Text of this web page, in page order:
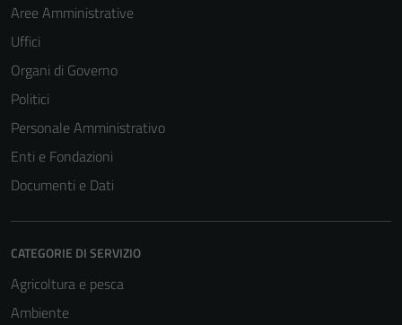
Aree Amministrative
Uffici
Organi di Governo
Politici
Personale Amministrativo
Enti e Fondazioni
Documenti e Dati
CATEGORIE DI SERVIZIO
Agricoltura e pesca
Ambiente